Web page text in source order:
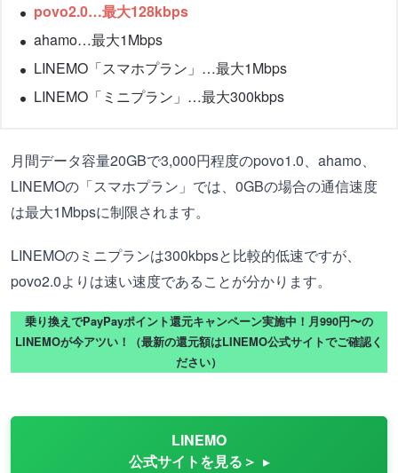
povo2.0…最大128kbps
ahamo…最大1Mbps
LINEMO「スマホプラン」…最大1Mbps
LINEMO「ミニプラン」…最大300kbps
月間データ容量20GBで3,000円程度のpovo1.0、ahamo、
LINEMOの「スマホプラン」では、0GBの場合の通信速度
は最大1Mbpsに制限されます。
LINEMOのミニプランは300kbpsと比較的低速ですが、
povo2.0よりは速い速度であることが分かります。
乗り換えでPayPayポイント還元キャンペーン実施中！月990円〜の
LINEMOが今アツい！（最新の還元額はLINEMO公式サイトでご確認く
ださい）
LINEMO
公式サイトを見る＞